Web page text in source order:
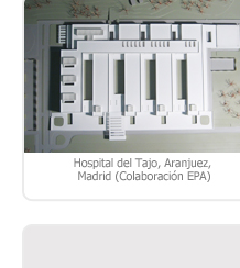
PLANEAMIENTO Y PAISAJISMO